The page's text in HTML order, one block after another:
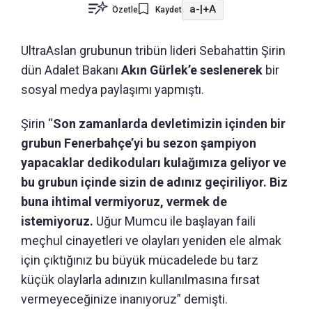
Özetle Kaydet a-|+A
UltraAslan grubunun tribün lideri Sebahattin Şirin
dün Adalet Bakanı Akın Gürlek’e seslenerek bir
sosyal medya paylaşımı yapmıştı.
Şirin “Son zamanlarda devletimizin içinden bir
grubun Fenerbahçe’yi bu sezon şampiyon
yapacaklar dedikoduları kulağımıza geliyor ve
bu grubun içinde sizin de adınız geçiriliyor. Biz
buna ihtimal vermiyoruz, vermek de
istemiyoruz. Uğur Mumcu ile başlayan faili
meçhul cinayetleri ve olayları yeniden ele almak
için çıktığınız bu büyük mücadelede bu tarz
küçük olaylarla adınızın kullanılmasına fırsat
vermeyeceğinize inanıyoruz” demişti.